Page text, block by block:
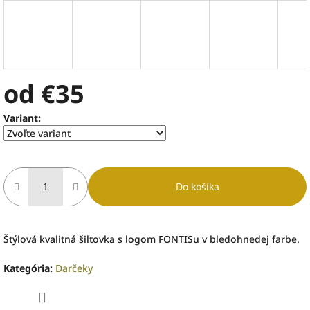
od €35
Jednotková
cena:
Variant:
Do košíka
Štýlová kvalitná šiltovka s logom FONTISu v bledohnedej farbe.
Kategória: Darčeky